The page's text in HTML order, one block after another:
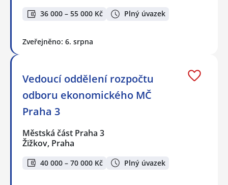
36 000 – 55 000 Kč Plný úvazek
Zveřejněno: 6. srpna
Vedoucí oddělení rozpočtu
odboru ekonomického MČ
Praha 3
Městská část Praha 3
Žižkov, Praha
40 000 – 70 000 Kč Plný úvazek